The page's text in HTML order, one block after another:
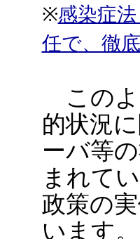
※感染症
任で、徹
このよ
的状況
ーバ等
まれて
政策の
います